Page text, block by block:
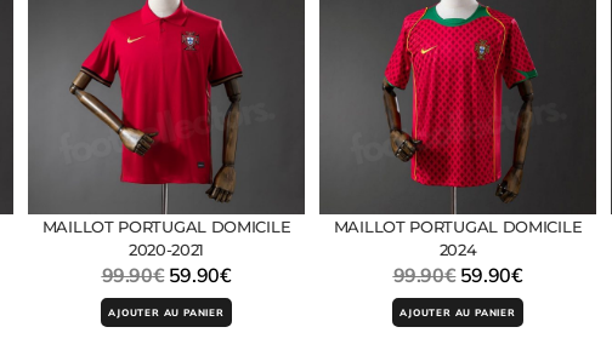
MAILLOT PORTUGAL DOMICILE
2020-2021
99.90€ 59.90€
AJOUTER AU PANIER
MAILLOT PORTUGAL DOMICILE
2024
99.90€ 59.90€
AJOUTER AU PANIER